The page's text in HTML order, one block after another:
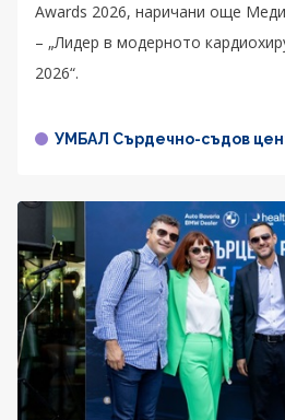
Awards 2026, наричани още
– „Лидер в модерното
2026“.
УМБАЛ Сърдечно-съдов